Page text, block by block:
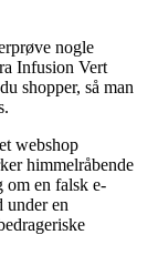
nogle
Infusion Vert
shopper, så man
webshop
himmelråbende
om en falsk e-
en